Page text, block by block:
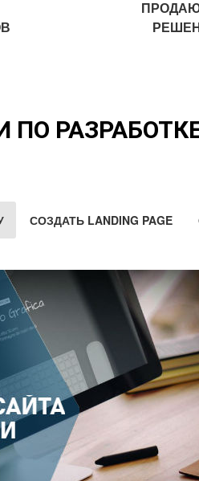
ПО
СОЗДАТЬ LANDING PAGE